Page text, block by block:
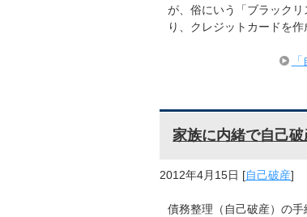
が、俗にいう「ブラック
り、クレジットカードを
家族に内緒で自己
2012年4月15日 [自己破産]
債務整理（自己破産）の